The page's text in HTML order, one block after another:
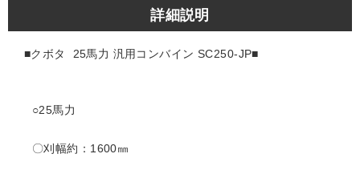
詳細説明
■クボタ 25馬力 汎用コンバイン SC250-JP■
○25馬力
〇刈幅約：1600㎜